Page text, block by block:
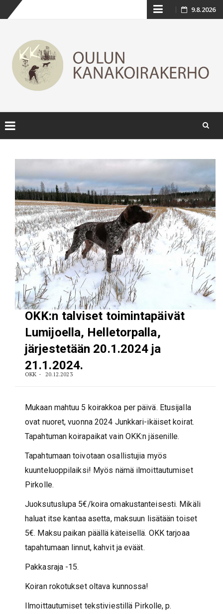
Skip 9.8.2026
OKK:n talviset toimintapäivät
Lumijoella, Helletorpalla,
järjestetään 20.1.2024 ja
21.1.2024.
OKK 20.12.2023
Mukaan mahtuu 5 koirakkoa per päivä. Etusijalla
ovat nuoret, vuonna 2024 Junkkari-ikäiset koirat.
Tapahtuman koirapaikat vain OKK:n jäsenille.
Tapahtumaan toivotaan osallistujia myös
kuunteluoppilaiksi! Myös nämä ilmoittautumiset
Pirkolle.
Juoksutuslupa 5€/koira omakustanteisesti. Mikäli
haluat itse kantaa asetta, maksuun lisätään toiset
5€. Maksu paikan päällä käteisellä. OKK tarjoaa
tapahtumaan linnut, kahvit ja eväät.
Pakkasraja -15.
Koiran rokotukset oltava kunnossa!
Ilmoittautumiset tekstiviestillä Pirkolle, p.